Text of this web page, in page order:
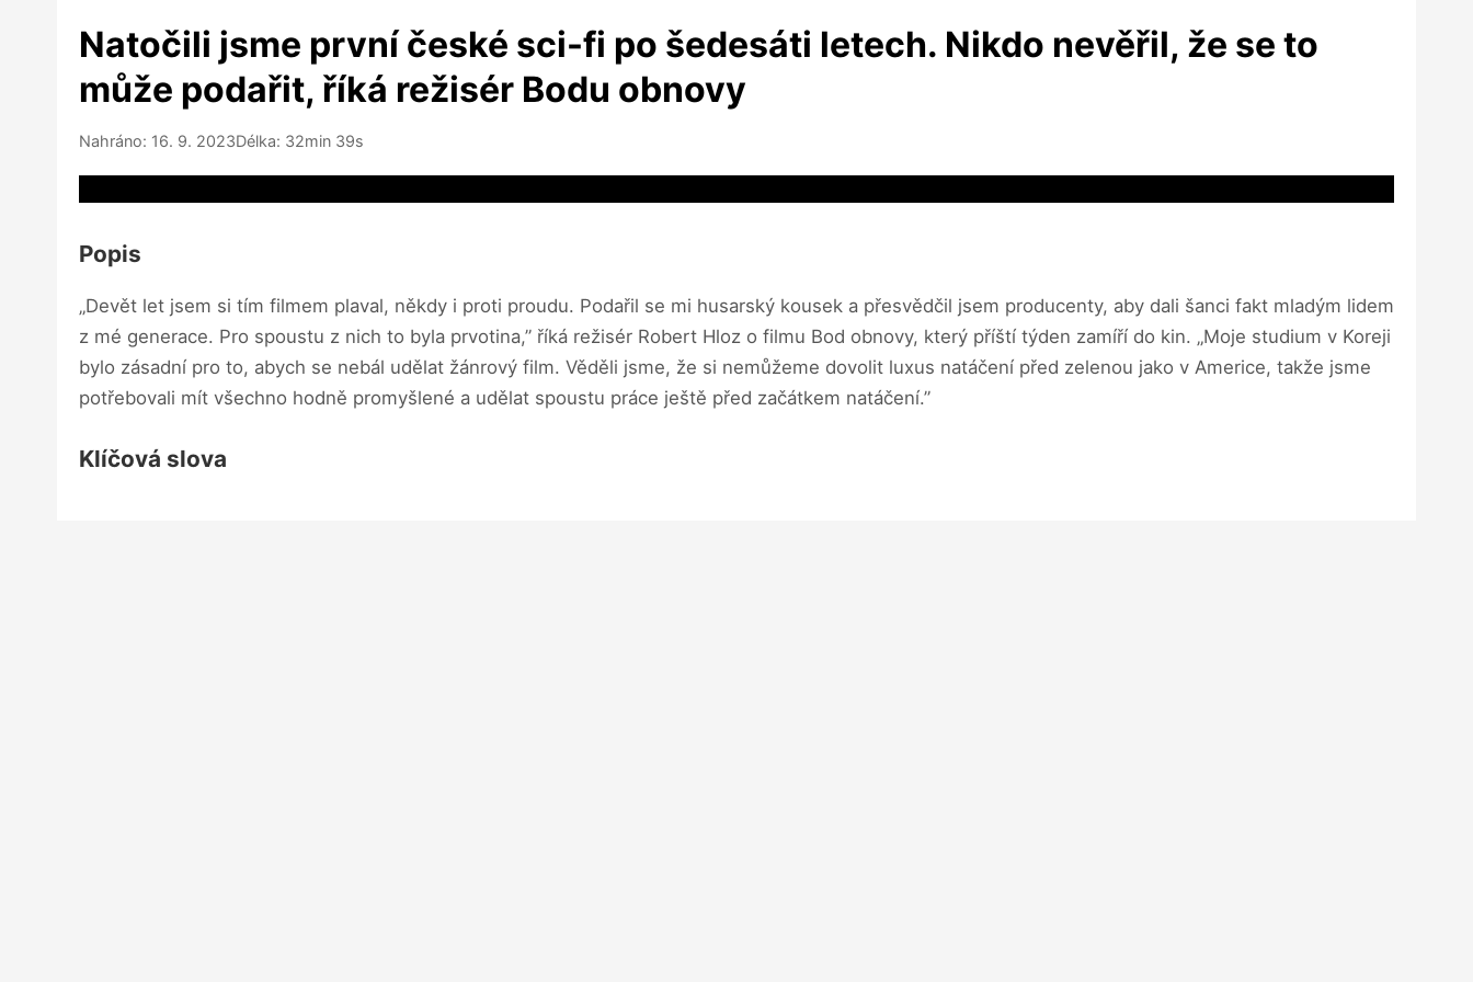
Natočili jsme první české sci-fi po šedesáti letech. Nikdo nevěřil, že se to
může podařit, říká režisér Bodu obnovy
Nahráno: 16. 9. 2023Délka: 32min 39s
Popis
„Devět let jsem si tím filmem plaval, někdy i proti proudu. Podařil se mi husarský kousek a přesvědčil jsem producenty, aby dali šanci fakt mladým lidem
z mé generace. Pro spoustu z nich to byla prvotina,” říká režisér Robert Hloz o filmu Bod obnovy, který příští týden zamíří do kin. „Moje studium v Koreji
bylo zásadní pro to, abych se nebál udělat žánrový film. Věděli jsme, že si nemůžeme dovolit luxus natáčení před zelenou jako v Americe, takže jsme
potřebovali mít všechno hodně promyšlené a udělat spoustu práce ještě před začátkem natáčení.”
Klíčová slova